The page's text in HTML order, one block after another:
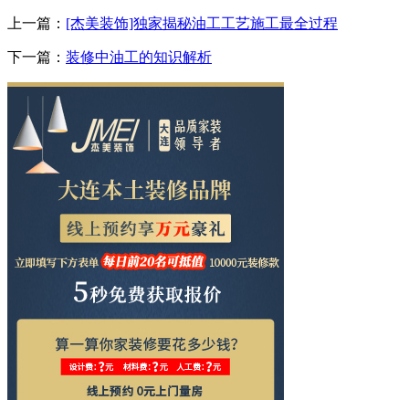
上一篇： [杰美装饰]独家揭秘油工工艺施工最全过程
下一篇： 装修中油工的知识解析